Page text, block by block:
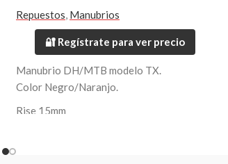
Repuestos, Manubrios
🔐 Regístrate para ver precio
Manubrio DH/MTB modelo TX.
Color Negro/Naranjo.
Rise 15mm